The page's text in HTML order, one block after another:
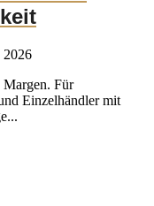
2026
Margen. Für
Einzelhändler mit